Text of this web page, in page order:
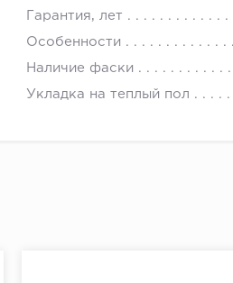
Гарантия, лет
Особенности
Наличие фаски
Укладка на теплый пол